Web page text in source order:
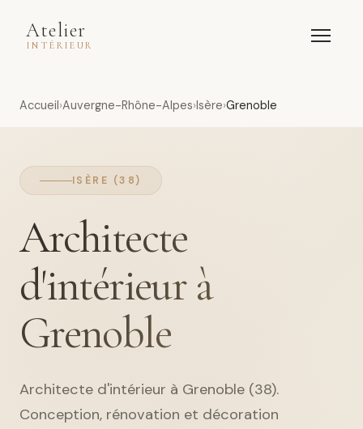
Atelier
INTÉRIEUR
Accueil Auvergne-Rhône-Alpes Isère Grenoble
ISÈRE (38)
Architecte
d'intérieur à
Grenoble
Architecte d'intérieur à Grenoble (38).
Conception, rénovation et décoration